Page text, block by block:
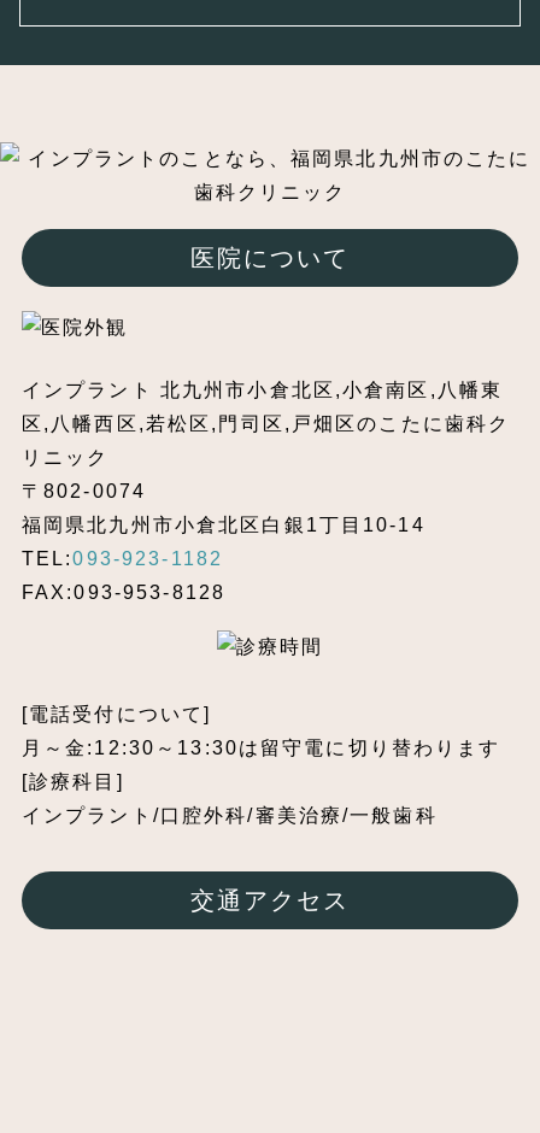
医院について
インプラント 北九州市小倉北区,小倉南区,八幡東
区,八幡西区,若松区,門司区,戸畑区のこたに歯科ク
リニック
〒802-0074
福岡県北九州市小倉北区白銀1丁目10-14
TEL:093-923-1182
FAX:093-953-8128
[電話受付について]
月～金:12:30～13:30は留守電に切り替わります
[診療科目]
インプラント/口腔外科/審美治療/一般歯科
交通アクセス